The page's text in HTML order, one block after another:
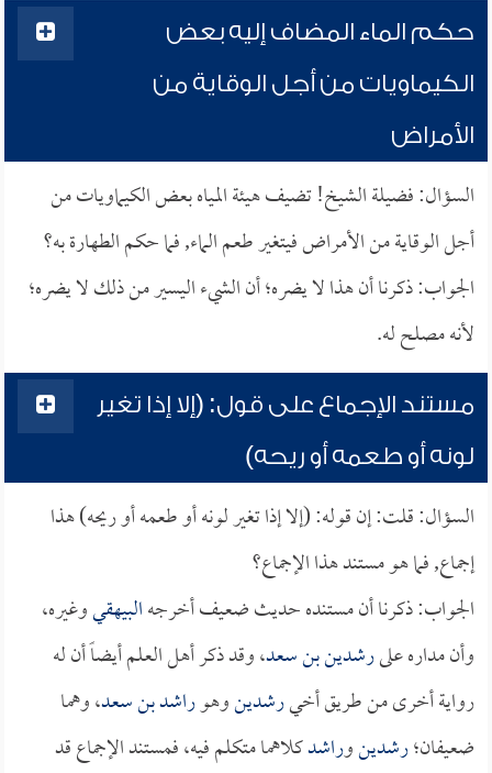
حكم الماء المضاف إليه بعض
الكيماويات من أجل الوقاية من
الأمراض
السؤال: فضيلة الشيخ! تضيف هيئة المياه بعض الكيماويات من
أجل الوقاية من الأمراض فيتغير طعم الماء, فما حكم الطهارة به؟
الجواب: ذكرنا أن هذا لا يضره؛ أن الشيء اليسير من ذلك لا يضره؛
لأنه مصلح له.
مستند الإجماع على قول: (إلا إذا تغير
لونه أو طعمه أو ريحه)
السؤال: قلت: إن قوله: (إلا إذا تغير لونه أو طعمه أو ريحه) هذا
إجماع, فما هو مستند هذا الإجماع؟
الجواب: ذكرنا أن مستنده حديث ضعيف أخرجهالبيهقيوغيره،
وأن مداره علىرشدين بن سعد، وقد ذكر أهل العلم أيضاً أن له
رواية أخرى من طريق أخيرشدينوهوراشد بن سعد، وهما
ضعيفان؛رشدينوراشدكلاهما متكلم فيه، فمستند الإجماع قد